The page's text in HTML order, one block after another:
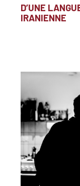
D’UNE
IRANIENNE